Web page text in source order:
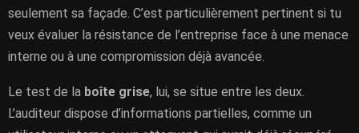
seulement sa façade. C’est particulièrement pertinent si tu
veux évaluer la résistance de l’entreprise face à une menace
interne ou à une compromission déjà avancée.
Le test de la boîte grise, lui, se situe entre les deux.
L’auditeur dispose d’informations partielles, comme un